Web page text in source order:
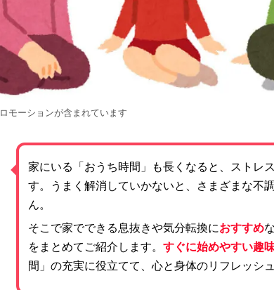
モーションが含まれています
家にいる「おうち時間」も長くなると、ストレ
す。うまく解消していかないと、さまざまな不
ん。
そこで家でできる息抜きや気分転換におすすめな
をまとめてご紹介します。 すぐに始めやすい趣
間」の充実に役立てて、心と身体のリフレッシ